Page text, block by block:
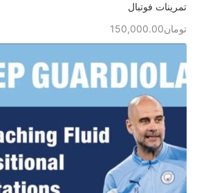
تمرینات فوتبال
تومان150,000.00